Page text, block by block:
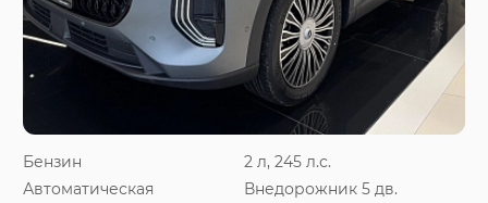
Бензин
2 л, 245 л.с.
Автоматическая
Внедорожник 5 дв.